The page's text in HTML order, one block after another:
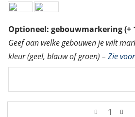
Optioneel: gebouwmarkering(+
Geef aan welke gebouwen je wilt
kleur (geel, blauw of groen) – Zie